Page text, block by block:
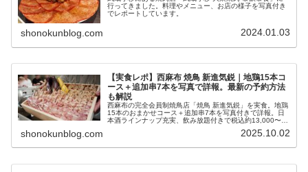
行ってきました。料理やメニュー、お店の様子を写真付き
でレポートしています。
shonokunblog.com 2024.01.03
【実食レポ】西麻布 焼鳥 新進気鋭｜地鶏15本コ
ース＋追加串7本を写真で詳報。最新の予約方法
も解説
西麻布の完全会員制焼鳥店「焼鳥 新進気鋭」を実食。地鶏
15本のおまかせコース＋追加串7本を写真付きで詳報。日
本酒ラインナップ充実、飲み放題付きで税込約13,000〜
shonokunblog.com 2025.10.02